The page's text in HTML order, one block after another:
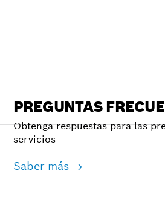
PREGUNTAS
Obtenga respuestas para las
servicios
Saber más